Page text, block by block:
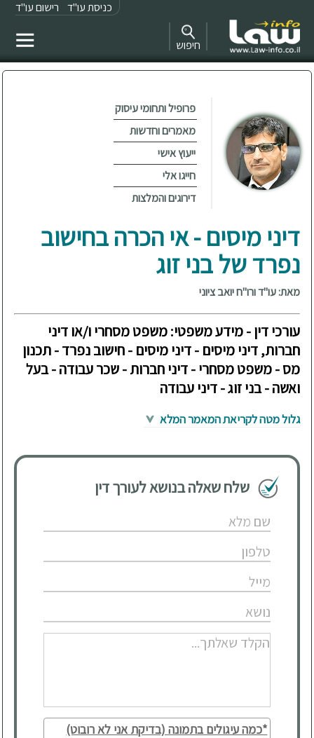
כניסת עו"ד רישום עו"ד
חיפוש
פרופיל ותחומי עיסוק
מאמרים וחדשות
ייעוץ אישי
חייגו אלי
דירוגים והמלצות
דיני מיסים - אי הכרה בחישוב
נפרד של בני זוג
מאת: עו"ד ורו"ח יואב ציוני
עורכי דין - מידע משפטי: משפט מסחרי ו/או דיני
חברות, דיני מיסים - דיני מיסים - חישוב נפרד - תכנון
מס - משפט מסחרי - דיני חברות - שכר עבודה - בעל
ואשה - בני זוג - דיני עבודה
גלול מטה לקריאת המאמר המלא
שלח שאלה בנושא לעורך דין
*כמה עיגולים בתמונה (בדיקת אני לא רובוט)